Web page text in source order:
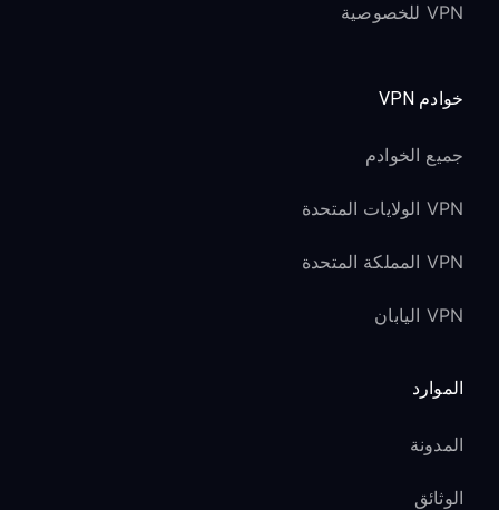
VPN للخصوصية
خوادم VPN
جميع الخوادم
VPN الولايات المتحدة
VPN المملكة المتحدة
VPN اليابان
الموارد
المدونة
الوثائق